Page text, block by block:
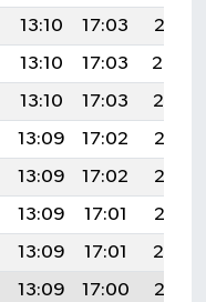
13:10 17:03
20:21
13:10 17:03
20:20
13:10 17:03
20:19
13:09 17:02
20:17
13:09 17:02
20:16
13:09 17:01
20:15
13:09 17:01
20:14
13:09 17:00
20:13